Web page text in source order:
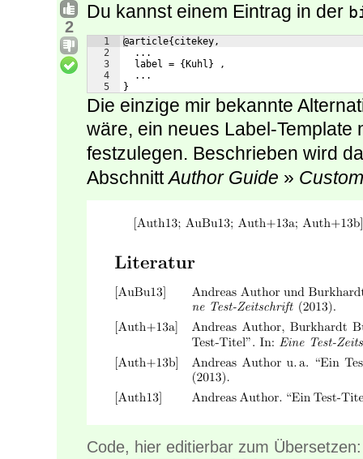
2
Du kannst einem Eintrag in der
1
2
3
4
5
@article{citekey,
  ...
  label = {Kuhl} ,
  ...
}
Die einzige mir bekannte
wäre, ein neues Label-Template
festzulegen. Beschrieben wird
AbschnittAuthor Guide »
Code, hier editierbar zum Übersetzen: